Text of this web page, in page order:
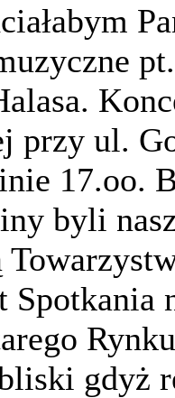
przy ul.
17.oo.
byli
gdyż